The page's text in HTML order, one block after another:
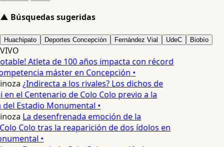
▲ Búsquedas sugeridas
Huachipato Deportes Concepción Fernández Vial UdeC Biobío
VIVO
Atleta de 100 años impacta con récord
máster en Concepción •
¿Indirecta a los rivales? Los dichos de
en el Centenario de Colo Colo previo a la
Estadio Monumental •
La desenfrenada emoción de la
Colo tras la reaparición de dos ídolos en
•